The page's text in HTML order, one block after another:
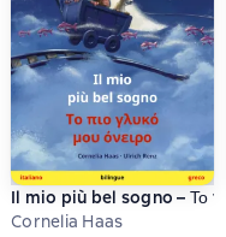
Il mio più bel sogno – Το
Cornelia Haas